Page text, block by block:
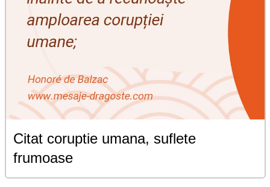
Citat coruptie umana, suflete
frumoase